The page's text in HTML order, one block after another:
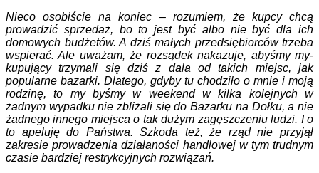
Nieco osobiście na koniec – rozumiem, że kupcy chcą
prowadzić sprzedaż, bo to jest być albo nie być dla ich
domowych budżetów. A dziś małych przedsiębiorców trzeba
wspierać. Ale uważam, że rozsądek nakazuje, abyśmy my-
kupujący trzymali się dziś z dala od takich miejsc, jak
popularne bazarki. Dlatego, gdyby tu chodziło o mnie i moją
rodzinę, to my byśmy w weekend w kilka kolejnych w
żadnym wypadku nie zbliżali się do Bazarku na Dołku, a nie
żadnego innego miejsca o tak dużym zagęszczeniu ludzi. I o
to apeluję do Państwa. Szkoda też, że rząd nie przyjął
zakresie prowadzenia działaności handlowej w tym trudnym
czasie bardziej restrykcyjnych rozwiązań.